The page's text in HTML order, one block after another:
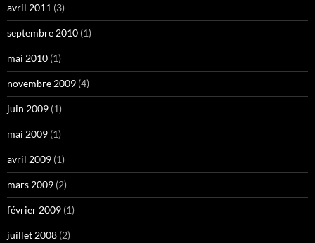
avril 2011 (3)
septembre 2010 (1)
mai 2010 (1)
novembre 2009 (4)
juin 2009 (1)
mai 2009 (1)
avril 2009 (1)
mars 2009 (2)
février 2009 (1)
juillet 2008 (2)